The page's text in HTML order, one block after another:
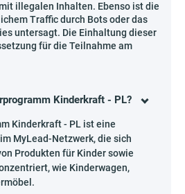
illegalen Inhalten. Ebenso ist die
Traffic durch Bots oder das
untersagt. Die Einhaltung dieser
für die Teilnahme am
Kinderkraft - PL?
Kinderkraft - PL ist eine
MyLead-Netzwerk, die sich
Produkten für Kinder sowie
wie Kinderwagen,